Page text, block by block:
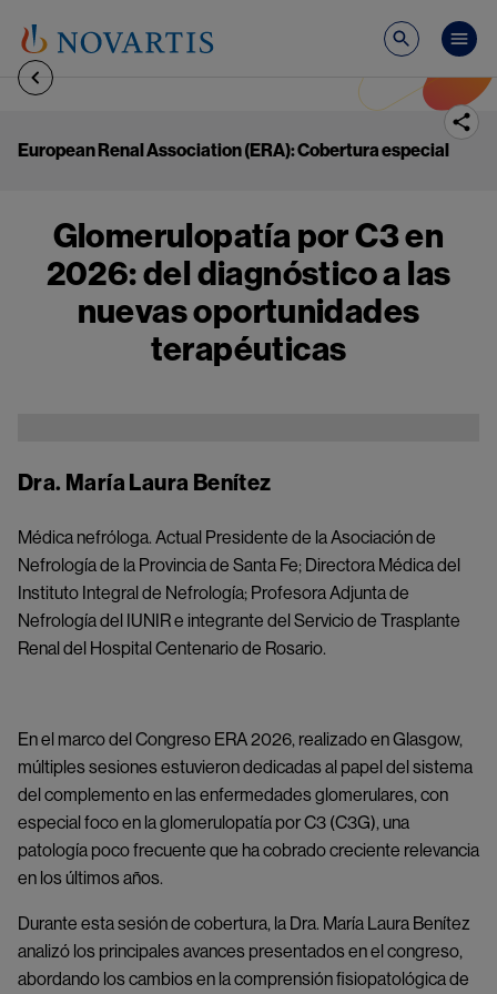
European Renal Association (ERA): Cobertura especial
Glomerulopatía por C3 en
2026: del diagnóstico a las
nuevas oportunidades
terapéuticas
Dra. María Laura Benítez
Médica nefróloga. Actual Presidente de la Asociación de
Nefrología de la Provincia de Santa Fe; Directora Médica del
Instituto Integral de Nefrología; Profesora Adjunta de
Nefrología del IUNIR e integrante del Servicio de Trasplante
Renal del Hospital Centenario de Rosario.
En el marco del Congreso ERA 2026, realizado en Glasgow,
múltiples sesiones estuvieron dedicadas al papel del sistema
del complemento en las enfermedades glomerulares, con
especial foco en la glomerulopatía por C3 (C3G), una
patología poco frecuente que ha cobrado creciente relevancia
en los últimos años.
Durante esta sesión de cobertura, la Dra. María Laura Benítez
analizó los principales avances presentados en el congreso,
abordando los cambios en la comprensión fisiopatológica de